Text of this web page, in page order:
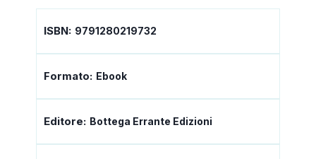
ISBN: 9791280219732
Formato: Ebook
Editore: Bottega Errante Edizioni